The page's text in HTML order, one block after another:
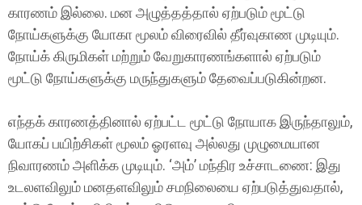
காரணம் இல்லை. மன அழுத்தத்தால் ஏற்படும் மூட்டு
நோய்களுக்கு யோகா மூலம் விரைவில் தீர்வுகாண முடியும்.
நோய்க் கிருமிகள் மற்றும் வேறுகாரணங்களால் ஏற்படும்
மூட்டு நோய்களுக்கு மருந்துகளும் தேவைப்படுகின்றன.
எந்தக் காரணத்தினால் ஏற்பட்ட மூட்டு நோயாக இருந்தாலும்,
யோகப் பயிற்சிகள் மூலம் ஓரளவு அல்லது முழுமையான
நிவாரணம் அளிக்க முடியும். ‘அம்’ மந்திர உச்சாடணை: இது
உடலளவிலும் மனதளவிலும் சமநிலையை ஏற்படுத்துவதால்,